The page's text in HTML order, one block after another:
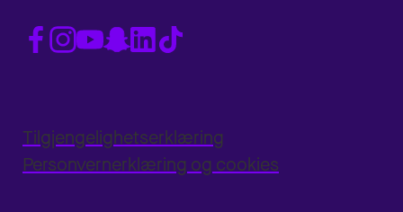
Tilgjengelighetserklæring
Personvernerklæring og cookies